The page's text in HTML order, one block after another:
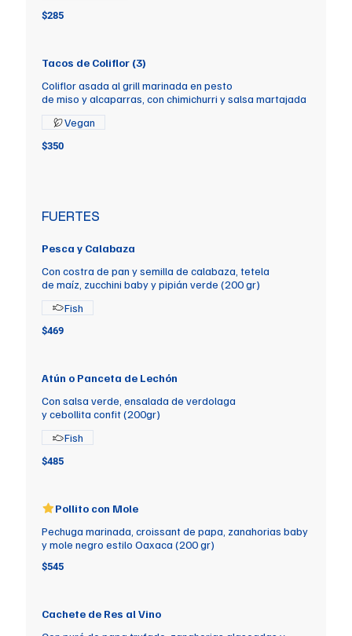
$285
Tacos de Coliflor (3)
Coliflor asada al grill marinada en pesto
de miso y alcaparras, con chimichurri y salsa martajada
$350
Vegan
FUERTES
Pesca y Calabaza
Con costra de pan y semilla de calabaza, tetela
de maíz, zucchini baby y pipián verde (200 gr)
$469
Fish
Atún o Panceta de Lechón
Con salsa verde, ensalada de verdolaga
y cebollita confit (200gr)
$485
Fish
Pollito con Mole
Pechuga marinada, croissant de papa, zanahorias baby
y mole negro estilo Oaxaca (200 gr)
$545
Cachete de Res al Vino